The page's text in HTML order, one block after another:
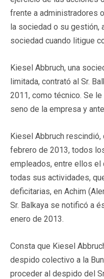
frente a administradores
la sociedad o su gestión,
sociedad cuando litigue
Kiesel Abbruch, una
limitada, contrató al Sr.
2011, como técnico. Se
seno de la empresa y
Kiesel Abbruch
febrero de 2013, todos
empleados, entre ellos el
todas sus actividades,
deficitarias, en Achim
Sr. Balkaya se notificó a
enero de 2013.
Consta que Kiesel
despido colectivo a la
proceder al despido del